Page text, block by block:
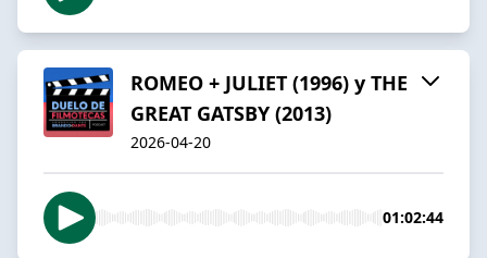
ROMEO + JULIET (1996) y THE
GREAT GATSBY (2013)
2026-04-20
01:02:44